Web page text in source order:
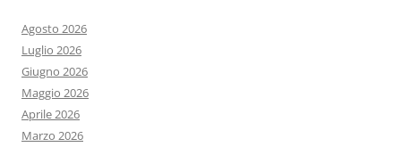
Agosto 2026
Luglio 2026
Giugno 2026
Maggio 2026
Aprile 2026
Marzo 2026